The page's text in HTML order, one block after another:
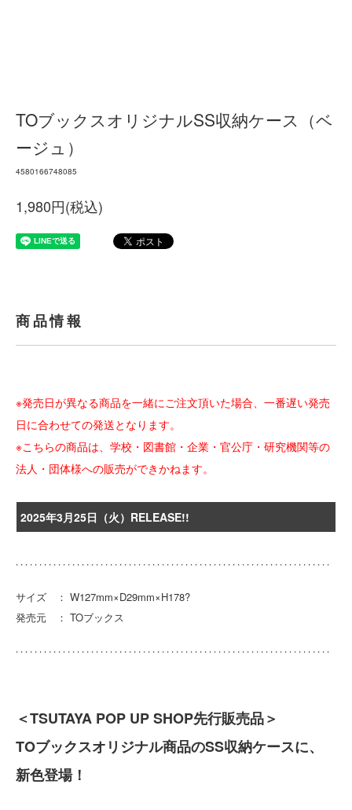
TOブックスオリジナルSS収納ケース（ベ
ージュ）
4580166748085
1,980円(税込)
商品情報
※発売日が異なる商品を一緒にご注文頂いた場合、一番遅い発売
日に合わせての発送となります。
※こちらの商品は、学校・図書館・企業・官公庁・研究機関等の
法人・団体様への販売ができかねます。
2025年3月25日（火）RELEASE!!
サイズ ： W127mm×D29mm×H178?
発売元 ： TOブックス
＜TSUTAYA POP UP SHOP先行販売品＞
TOブックスオリジナル商品のSS収納ケースに、
新色登場！